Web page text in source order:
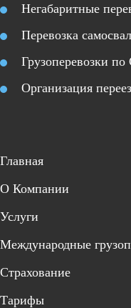
Негабаритные
Перевозка
Грузоперевозки
Организация
Главная
О Компании
Услуги
Международные
Страхование
Тарифы